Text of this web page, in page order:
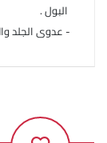
البول .
- عدوى الجلد